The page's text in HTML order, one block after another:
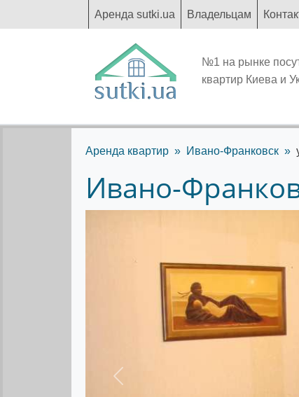
Аренда sutki.ua Владельцам
№1 на рынке
квартир Киева и
Аренда квартир Ивано-Франковск
Ивано-
Предыдущее